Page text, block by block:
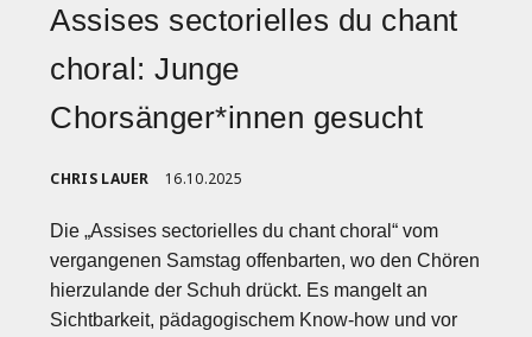
Assises sectorielles du chant
choral: Junge
Chorsänger*innen gesucht
CHRIS LAUER 16.10.2025
Die „Assises sectorielles du chant choral“ vom
vergangenen Samstag offenbarten, wo den Chören
hierzulande der Schuh drückt. Es mangelt an
Sichtbarkeit, pädagogischem Know-how und vor